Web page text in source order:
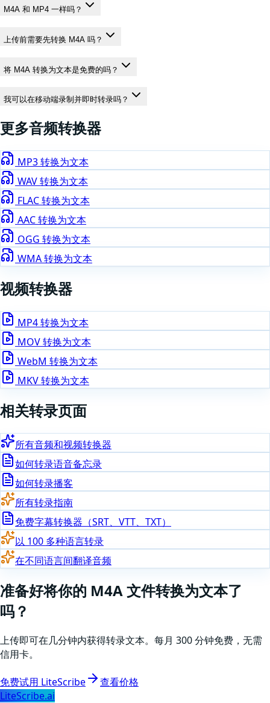
M4A 和 MP4 一样吗？
上传前需要先转换 M4A 吗？
将 M4A 转换为文本是免费的吗？
我可以在移动端录制并即时转录吗？
更多音频转换器
MP3转换为文本
WAV转换为文本
FLAC转换为文本
AAC转换为文本
OGG 转换为文本
WMA转换为文本
视频转换器
MP4转换为文本
MOV转换为文本
WebM 转换为文本
MKV转换为文本
相关转录页面
所有音频和视频转换器
如何转录语音备忘录
如何转录播客
所有转录指南
免费字幕转换器（SRT、VTT、TXT）
以 100 多种语言转录
在不同语言间翻译音频
准备好将你的 M4A文件转换为文本了
吗？
上传即可在几分钟内获得转录文本。每月 300 分钟免费，无需
信用卡。
免费试用 LiteScribe
查看价格
LiteScribe.ai